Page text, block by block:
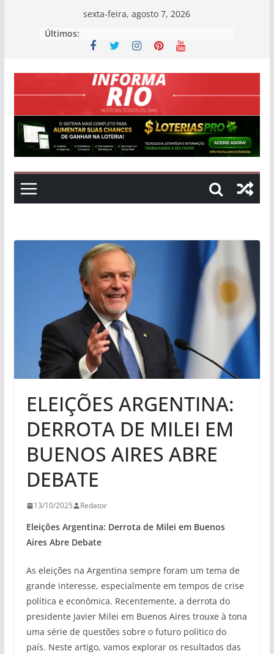
sexta-feira, agosto 7, 2026
Últimos:
ELEIÇÕES ARGENTINA:
DERROTA DE MILEI EM
BUENOS AIRES ABRE
DEBATE
13/10/2025 Redator
Eleições Argentina: Derrota de Milei em Buenos
Aires Abre Debate
As eleições na Argentina sempre foram um tema de
grande interesse, especialmente em tempos de crise
política e econômica. Recentemente, a derrota do
presidente Javier Milei em Buenos Aires trouxe à tona
uma série de questões sobre o futuro político do
país. Neste artigo, vamos explorar os resultados das